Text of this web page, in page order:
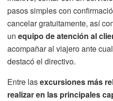
pasos simples con
cancelar gratuitamente, así
un equipo de atención al
acompañar al viajero ante
destacó el directivo.
Entre lasexcursiones más
realizar en las principales